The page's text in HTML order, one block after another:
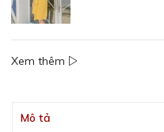
Xem thêm
Mô tả